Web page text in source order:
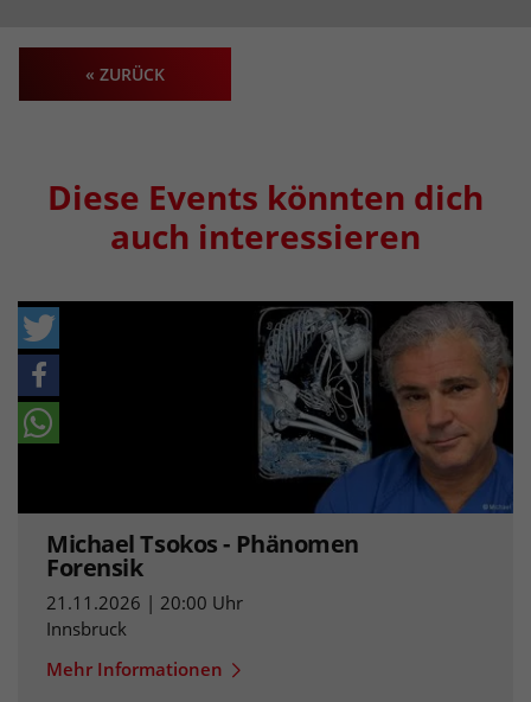
« ZURÜCK
Diese Events könnten dich
auch interessieren
Michael Tsokos - Phänomen
Forensik
21.11.2026 | 20:00 Uhr
Innsbruck
Mehr Informationen